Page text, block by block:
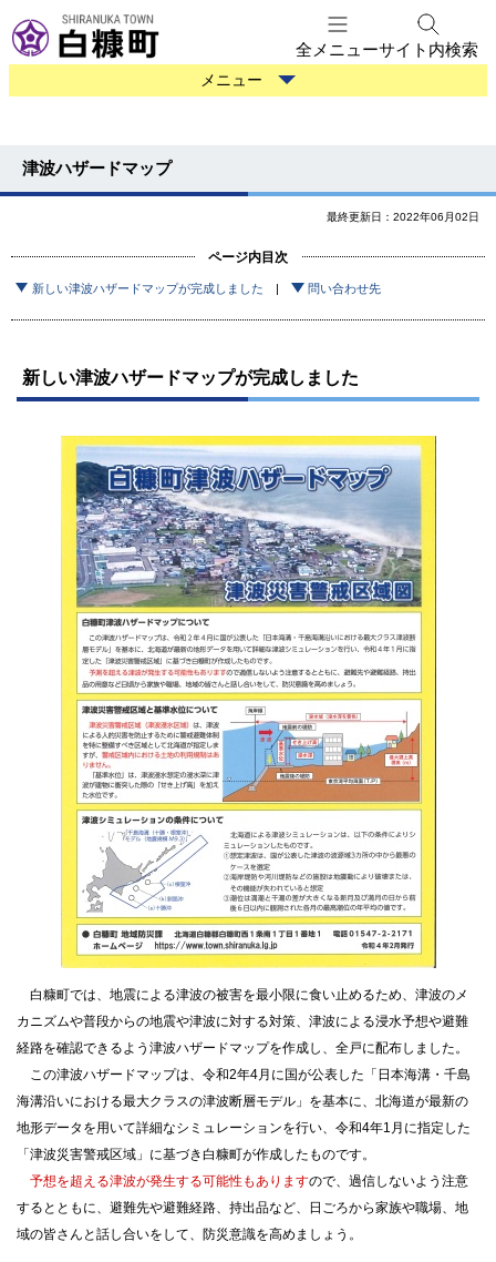
文
へ
へ
全メニューサイト内検索
防
災
メニュー
津波ハザードマップ
最終更新日：2022年06月02日
ページ内目次
新しい津波ハザードマップが完成しました 問い合わせ先
新しい津波ハザードマップが完成しました
白糠町では、地震による津波の被害を最小限に食い止めるため、津波のメ
カニズムや普段からの地震や津波に対する対策、津波による浸水予想や避難
経路を確認できるよう津波ハザードマップを作成し、全戸に配布しました。
この津波ハザードマップは、令和2年4月に国が公表した「日本海溝・千島
海溝沿いにおける最大クラスの津波断層モデル」を基本に、北海道が最新の
地形データを用いて詳細なシミュレーションを行い、令和4年1月に指定した
「津波災害警戒区域」に基づき白糠町が作成したものです。
予想を超える津波が発生する可能性もありますので、過信しないよう注意
するとともに、避難先や避難経路、持出品など、日ごろから家族や職場、地
域の皆さんと話し合いをして、防災意識を高めましょう。